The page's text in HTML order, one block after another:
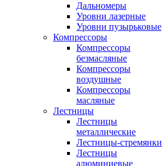
Дальномеры
Уровни лазерные
Уровни пузырьковые
Компрессоры
Компрессоры
безмасляные
Компрессоры
воздушные
Компрессоры
масляные
Лестницы
Лестницы
металлические
Лестницы-стремянки
Лестницы
алюминиевые